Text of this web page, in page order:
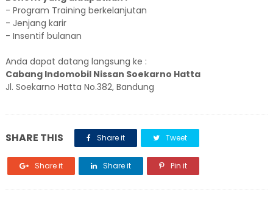
- Program Training berkelanjutan
- Jenjang karir
- Insentif bulanan
Anda dapat datang langsung ke :
Cabang Indomobil Nissan Soekarno Hatta
Jl. Soekarno Hatta No.382, Bandung
SHARE THIS Share it Tweet
Share it Share it Pin it